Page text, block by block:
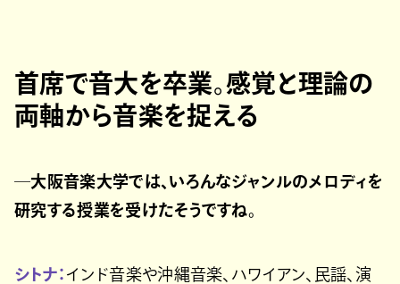
首席で音大を卒業。感覚と理論の
両軸から音楽を捉える
─大阪音楽大学では、いろんなジャンルのメロディを
研究する授業を受けたそうですね。
シトナ： インド音楽や沖縄音楽、ハワイアン、民謡、演